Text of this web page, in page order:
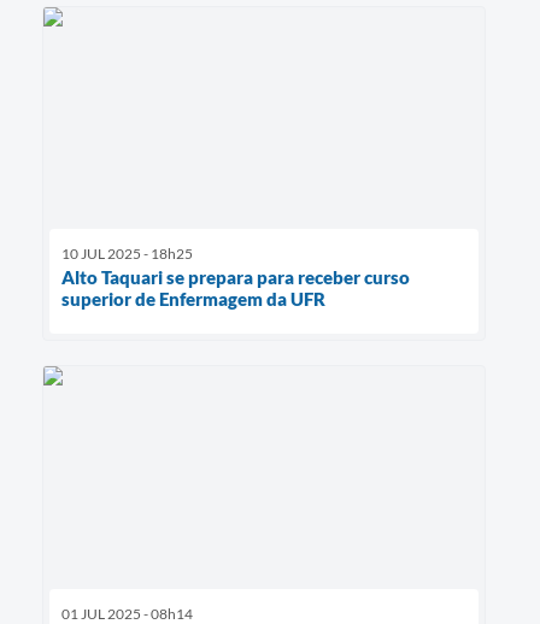
10 JUL 2025 - 18h25
Alto Taquari se prepara para receber curso
superior de Enfermagem da UFR
01 JUL 2025 - 08h14